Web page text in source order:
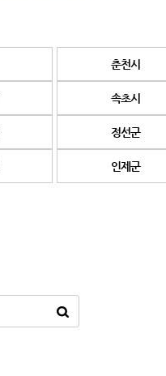
춘천시
속초시
정선군
인제군